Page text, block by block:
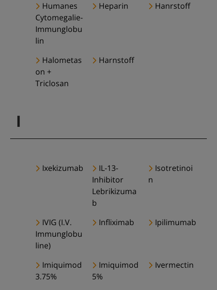
Humanes
Cytomegalie-
Immunglobu
lin
Heparin Hanrstoff
Halometas
on +
Triclosan
Harnstoff
I
Ixekizumab
IL-13-
Inhibitor
Lebrikizuma
b
Isotretinoi
n
IVIG (I.V.
Immunglobu
line)
Infliximab Ipilimumab
Imiquimod
3.75%
Imiquimod
5%
Ivermectin